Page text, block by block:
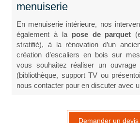
menuiserie
En menuiserie intérieure, nos
également à la pose de parquet
stratifié), à la rénovation d’un
création d’escaliers en bois sur
vous souhaitez réaliser un ouvrage
(bibliothèque, support TV ou
nous contacter pour en discuter avec
Demander un devis